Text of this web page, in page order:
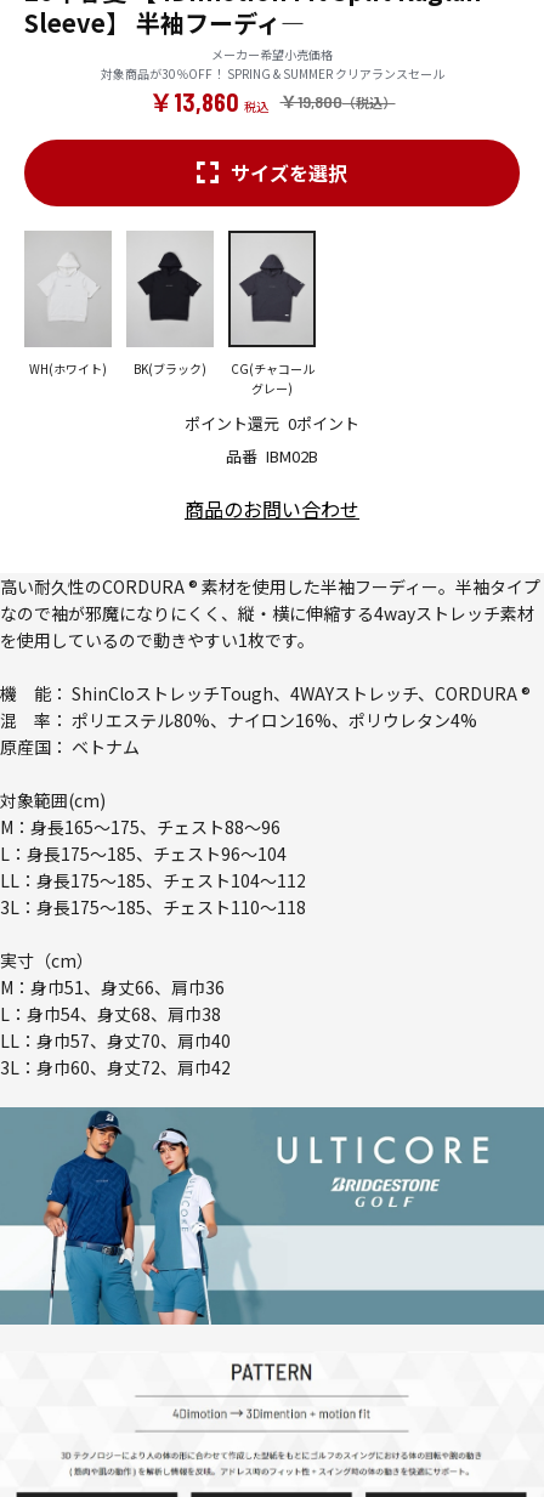
Sleeve】 半袖フーディ―
メーカー希望小売価格
対象商品が30％OFF！ SPRING & SUMMER クリアランスセール
￥19,800
￥13,860
品番 IBM02B
ポイント還元 0ポイント
サイズを選択
WH(ホワイト) BK(ブラック)
CG(チャコール
グレー)
商品のお問い合わせ
高い耐久性のCORDURA ® 素材を使用した半袖フーディー。半袖タイプ
なので袖が邪魔になりにくく、縦・横に伸縮する4wayストレッチ素材
を使用しているので動きやすい1枚です。
機 能： ShinCloストレッチTough、4WAYストレッチ、CORDURA ®
混 率： ポリエステル80%、ナイロン16%、ポリウレタン4%
原産国： ベトナム
対象範囲(cm)
M：身長165～175、チェスト88～96
L：身長175～185、チェスト96～104
LL：身長175～185、チェスト104～112
3L：身長175～185、チェスト110～118
実寸（cm）
M：身巾51、身丈66、肩巾36
L：身巾54、身丈68、肩巾38
LL：身巾57、身丈70、肩巾40
3L：身巾60、身丈72、肩巾42